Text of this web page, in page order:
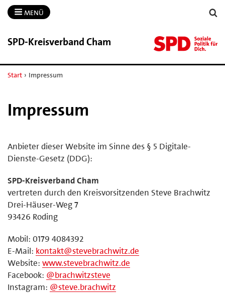
MENÜ
SPD-​Kreisverband Cham
Start › Impressum
Impressum
Anbieter dieser Website im Sinne des § 5 Digitale-
Dienste-Gesetz (DDG):
SPD-Kreisverband Cham
vertreten durch den Kreisvorsitzenden Steve Brachwitz
Drei-Häuser-Weg 7
93426 Roding
Mobil: 0179 4084392
E-Mail: kontakt@stevebrachwitz.de
Website: www.stevebrachwitz.de
Facebook: @brachwitzsteve
Instagram: @steve.brachwitz